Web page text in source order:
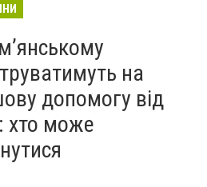
на
допомогу від
хто може